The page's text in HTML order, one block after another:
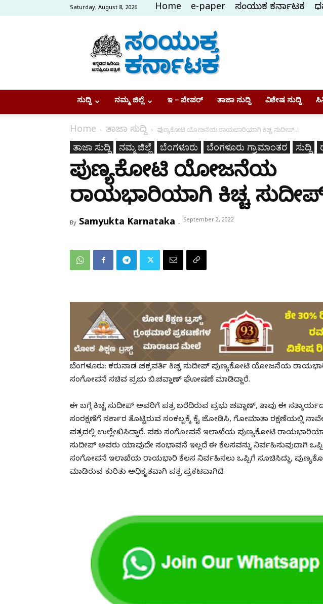
Saturday, August 8, 2026 Home e-paper ಸಂಯುಕ್ತ ಕರ್ನಾಟಕ
Samyukta
Karnataka
ಸುದ್ದಿ ನಮ್ಮ ಜಿಲ್ಲೆ ಇ – ಪೇಪರ್ ತಾಜಾ ಸುದ್ದಿ ವಿಶೇಷ ಸುದ್ದಿ
Home ತಾಜಾ ಸುದ್ದಿ ಪುಣ್ಯಕೋಟಿ ಯೋಜನೆಯ ರಾಯಭಾರಿಯಾಗಿ ಕಿಚ್ಚ ಸುದೀಪ್..!
ತಾಜಾ ಸುದ್ದಿ ನಮ್ಮ ಜಿಲ್ಲೆ ಬೆಂಗಳೂರು ಬೆಂಗಳೂರು ಗ್ರಾಮಾಂತರ ಸುದ್ದಿ
ಪುಣ್ಯಕೋಟಿ ಯೋಜನೆಯ
ರಾಯಭಾರಿಯಾಗಿ ಕಿಚ್ಚ
By Samyukta Karnataka - September 2, 2022
ಬೆಂಗಳೂರು: ಕರುನಾಡ ಚಕ್ರವರ್ತಿ ಕಿಚ್ಚ ಸುದೀಪ್ ಪುಣ್ಯಕೋಟಿ ಯೋಜನೆಯ
ಸಂಗೋಪನೆ ಸಚಿವ ಪ್ರಭು ಬಿ.ಚವ್ಹಾಣ್ ಘೋಷಣೆ ಮಾಡಿದ್ದಾರೆ.
ಈ ಬಗ್ಗೆ ಕಿಚ್ಚ ಸುದೀಪ್ ಅವರಿಗೆ ಪತ್ರ ಬರೆದಿರುವ ಪ್ರಭು ಚವ್ಹಾಣ್, ತಾವು ಈ
ಸಂರಕ್ಷಣೆಗೆ ಸರ್ಕಾರ ತೊಟ್ಟಿರುವ ಸಂಕಲ್ಪಕ್ಕೆ ಕೈ ಜೋಡಿಸಿ, ಗೋಮಾತಾ ರಕ್ಷಣೆಯಲ್ಲಿ
ಪತ್ರದಲ್ಲಿ ಉಲ್ಲೇಖಿಸಿದ್ದಾರೆ. ಪಶು ಸಂಗೋಪನೆ ಇಲಾಖೆಯ ಪುಣ್ಯಕೋಟಿ
ಸುದೀಪ್ ಅವರು ಯಾವುದೇ ಸಂಭಾವನೆ ಇಲ್ಲದೆ ಈ ಕೆಲಸವನ್ನು ನಿರ್ವಹಿಸುವುದಾಗಿ
ಸಂಗೋಪನೆ ಇಲಾಖೆಯ ರಾಯಭಾರಿ ಕೆಲಸ ನಿರ್ವಹಿಸಲು ಒಪ್ಪಿಗೆ ಸೂಚಿಸಿದ್ದು,
ಮಾಡಿರುವ ಕುರಿತು ಅಧಿಕೃತವಾಗಿ ಪತ್ರ ಪ್ರಕಟವಾಗಿದೆ.